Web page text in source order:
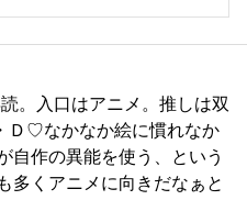
。入口はアニメ。推しは双
Ｄ♡なかなか絵に慣れなか
自作の異能を使う、という
多くアニメに向きだなぁと